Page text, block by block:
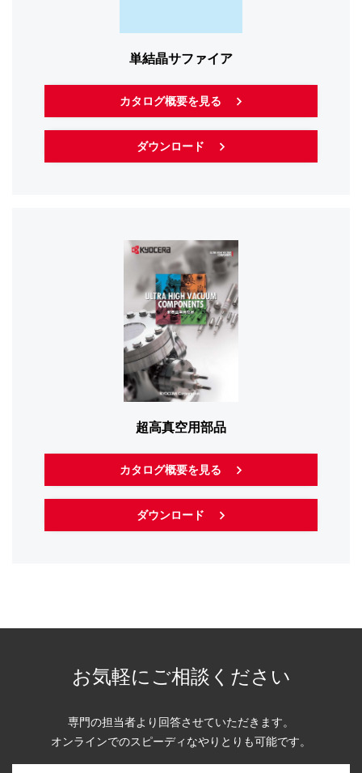
単結晶サファイア
カタログ概要を見る
ダウンロード
超高真空用部品
カタログ概要を見る
ダウンロード
お気軽にご相談ください
専門の担当者より回答させていただきます。
オンラインでのスピーディなやりとりも可能です。